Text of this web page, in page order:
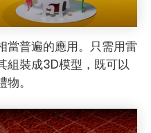
當普遍的應用。只需用雷
組裝成3D模型，既可以
。